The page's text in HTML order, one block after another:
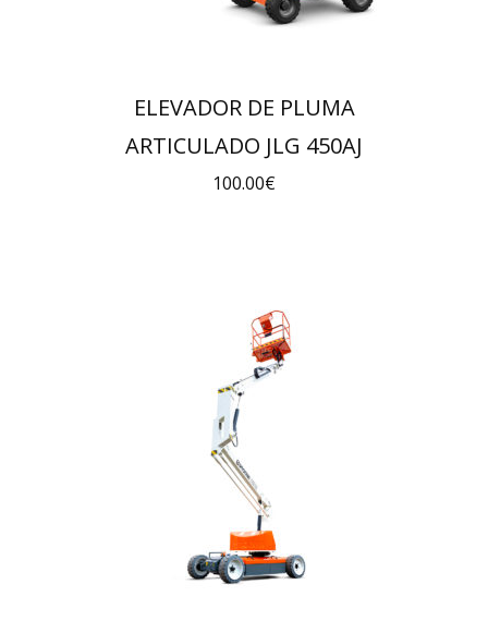
ELEVADOR DE PLUMA
ARTICULADO JLG 450AJ
100.00€